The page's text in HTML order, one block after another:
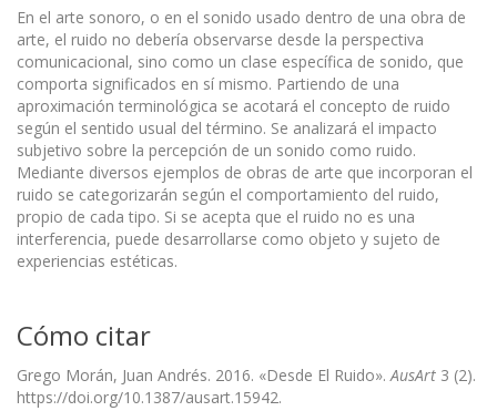
En el arte sonoro, o en el sonido usado dentro de una obra de
arte, el ruido no debería observarse desde la perspectiva
comunicacional, sino como un clase específica de sonido, que
comporta significados en sí mismo. Partiendo de una
aproximación terminológica se acotará el concepto de ruido
según el sentido usual del término. Se analizará el impacto
subjetivo sobre la percepción de un sonido como ruido.
Mediante diversos ejemplos de obras de arte que incorporan el
ruido se categorizarán según el comportamiento del ruido,
propio de cada tipo. Si se acepta que el ruido no es una
interferencia, puede desarrollarse como objeto y sujeto de
experiencias estéticas.
Cómo citar
Grego Morán, Juan Andrés. 2016. «Desde El Ruido». AusArt 3 (2).
https://doi.org/10.1387/ausart.15942.